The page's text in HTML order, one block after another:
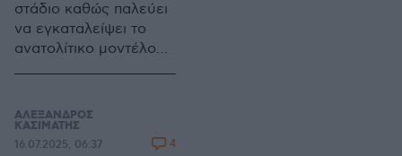
στάδιο καθώς παλεύει
να εγκαταλείψει το
ανατολίτικο μοντέλο
ΑΛΕΞΑΝΔΡΟΣ
ΚΑΣΙΜΑΤΗΣ
16.07.2025, 06:37 4